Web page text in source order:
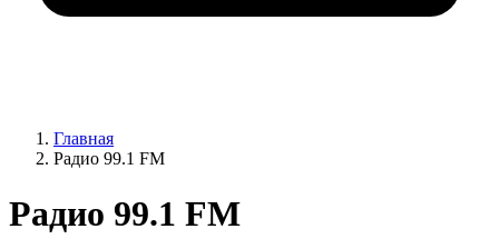
Главная
Радио 99.1 FM
Радио 99.1 FM